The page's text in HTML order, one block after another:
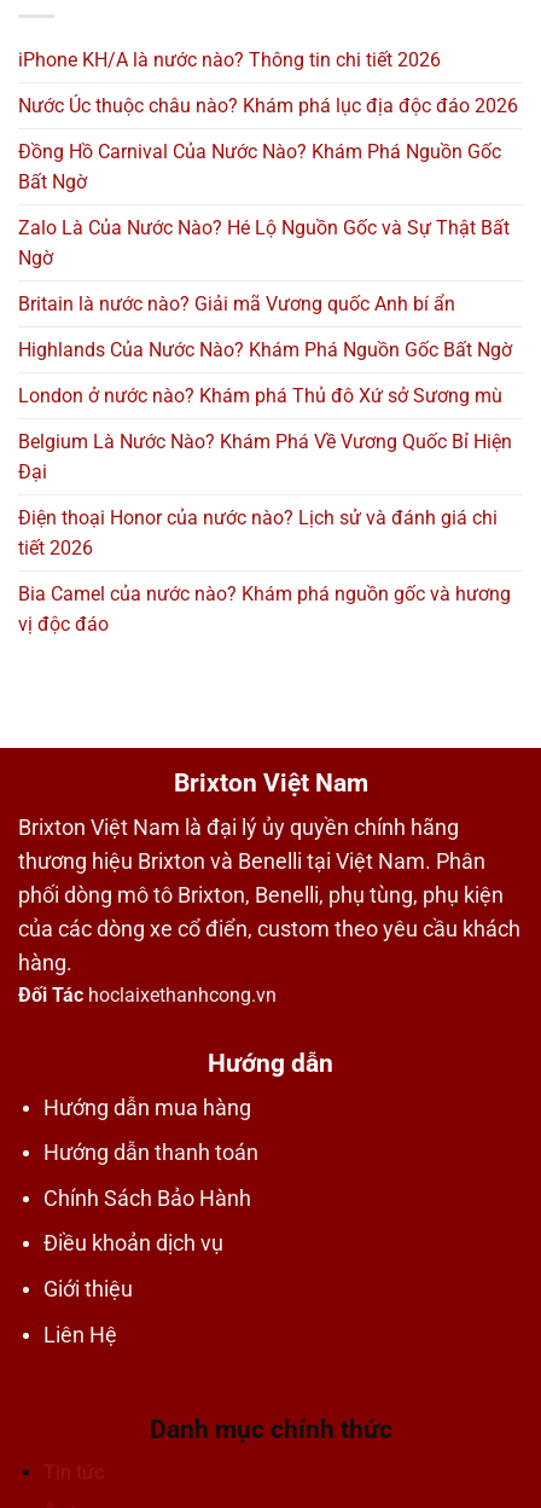
iPhone KH/A là nước nào? Thông tin chi tiết 2026
Nước Úc thuộc châu nào? Khám phá lục địa độc đáo 2026
Đồng Hồ Carnival Của Nước Nào? Khám Phá Nguồn Gốc
Bất Ngờ
Zalo Là Của Nước Nào? Hé Lộ Nguồn Gốc và Sự Thật Bất
Ngờ
Britain là nước nào? Giải mã Vương quốc Anh bí ẩn
Highlands Của Nước Nào? Khám Phá Nguồn Gốc Bất Ngờ
London ở nước nào? Khám phá Thủ đô Xứ sở Sương mù
Belgium Là Nước Nào? Khám Phá Về Vương Quốc Bỉ Hiện
Đại
Điện thoại Honor của nước nào? Lịch sử và đánh giá chi
tiết 2026
Bia Camel của nước nào? Khám phá nguồn gốc và hương
vị độc đáo
Brixton Việt Nam
Brixton Việt Nam là đại lý ủy quyền chính hãng
thương hiệu Brixton và Benelli tại Việt Nam. Phân
phối dòng mô tô Brixton, Benelli, phụ tùng, phụ kiện
của các dòng xe cổ điển, custom theo yêu cầu khách
hàng.
Đối Tác hoclaixethanhcong.vn
Hướng dẫn
Hướng dẫn mua hàng
Hướng dẫn thanh toán
Chính Sách Bảo Hành
Điều khoản dịch vụ
Giới thiệu
Liên Hệ
Danh mục chính thức
Tin tức